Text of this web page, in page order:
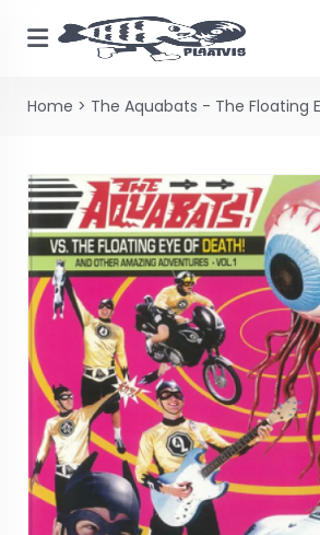
Home > The Aquabats - The Floating